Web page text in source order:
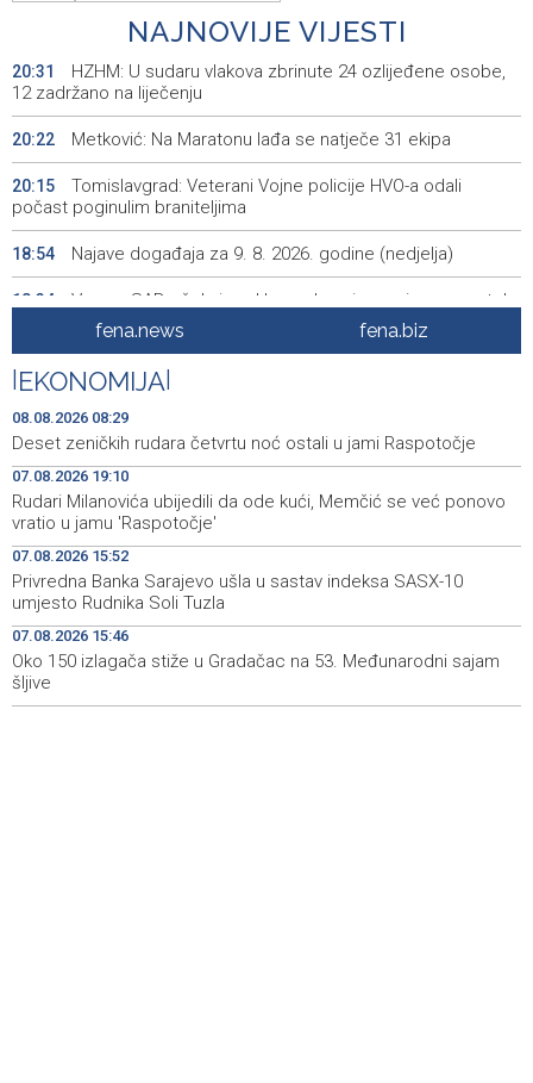
NAJNOVIJE VIJESTI
20:31
HZHM: U sudaru vlakova zbrinute 24 ozlijeđene osobe,
12 zadržano na liječenju
20:22 Metković: Na Maratonu lađa se natječe 31 ekipa
20:15
Tomislavgrad: Veterani Vojne policije HVO-a odali
počast poginulim braniteljima
18:54 Najave događaja za 9. 8. 2026. godine (nedjelja)
18:34
Vance: SAD očekuje od Irana da osigura siguran protok
nafte kroz Hormuški moreuz
18:21
Iranski šef sigurnosti: Hormuški moreuz će ostati
zatvoren dok SAD ne ispuni zahtjeve Teherana
18:09
Iran 'vrlo blizu' dogovora s Omanom o novoj Hormuškoj
18:05
Koncertom Marije Šerifović večeras se zatvara
manifestacija 'Dani dijaspore Travnik 2026'
17:26
Kod mosta Brčko - Gunja pronađene kosti, vještaci
sudske medicine utvrđuju porijeklo
17:15
'Pekijada' u Varešu okupila 37 ekipa iz četiri države
regiona
fena.news fena.biz
EKONOMIJA
08.08.2026 08:29
Deset zeničkih rudara četvrtu noć ostali u jami Raspotočje
07.08.2026 19:10
Rudari Milanovića ubijedili da ode kući, Memčić se već ponovo
vratio u jamu 'Raspotočje'
07.08.2026 15:52
Privredna Banka Sarajevo ušla u sastav indeksa SASX-10
umjesto Rudnika Soli Tuzla
07.08.2026 15:46
Oko 150 izlagača stiže u Gradačac na 53. Međunarodni sajam
šljive